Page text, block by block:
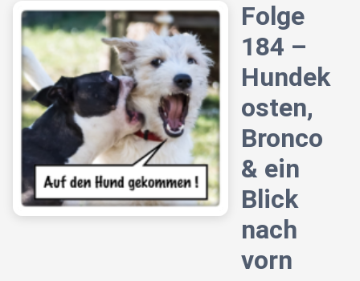
Folge
184 –
Hundek
osten,
Bronco
& ein
Blick
nach
vorn